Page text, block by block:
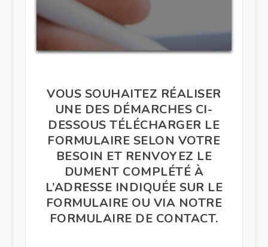
VOUS SOUHAITEZ RÉALISER
UNE DES DÉMARCHES CI-
DESSOUS TÉLÉCHARGER LE
FORMULAIRE SELON VOTRE
BESOIN ET RENVOYEZ LE
DUMENT COMPLÉTÉ À
L’ADRESSE INDIQUÉE SUR LE
FORMULAIRE OU VIA NOTRE
FORMULAIRE DE CONTACT.